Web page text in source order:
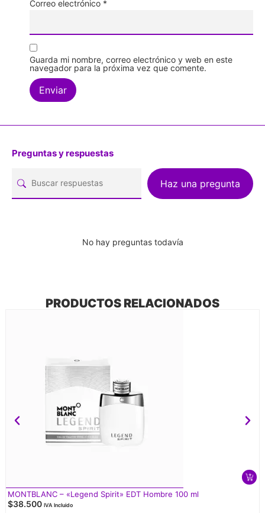
Correo electrónico *
Guarda mi nombre, correo electrónico y web en este
navegador para la próxima vez que comente.
Preguntas y respuestas
Haz una pregunta
No hay preguntas todavía
PRODUCTOS RELACIONADOS
MONTBLANC – «Legend Spirit» EDT Hombre 100 ml
$38.500 IVA Incluido